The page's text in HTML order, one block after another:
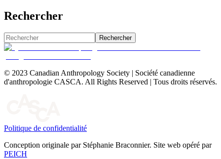
Rechercher
Rechercher
© 2023 Canadian Anthropology Society | Société canadienne
d'anthropologie CASCA. All Rights Reserved | Tous droits réservés.
Politique de confidentialité
Conception originale par Stéphanie Braconnier. Site web opéré par
PEICH